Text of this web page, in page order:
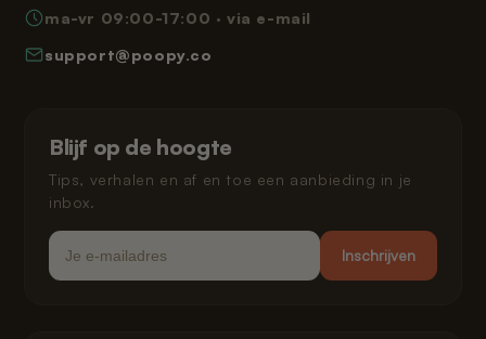
Hoe werkt Poopy
Kat laten wennen
Herroepingsrecht
Garantie
Klarna privacybeleid
Juridisch
Blijf op de hoogte
Tips, verhalen en af en toe een aanbieding in je
inbox.
Email
Inschrijven
ma-vr 09:00-17:00 · via e-mail
support@poopy.co